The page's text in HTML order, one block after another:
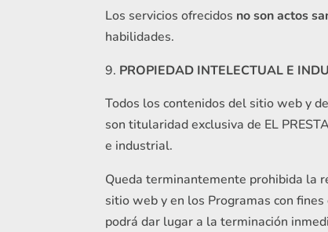
Los servicios ofrecidos no son actos
habilidades.
PROPIEDAD INTELECTUAL E
Todos los contenidos del sitio web y
son titularidad exclusiva de EL
e industrial.
Queda terminantemente prohibida la
sitio web y en los Programas con
podrá dar lugar a la terminación